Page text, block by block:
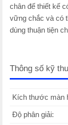
chân đế thiết kế
vững chắc và có
dùng thuận tiện
Thông số kỹ
Kích thước màn
Độ phân giải: